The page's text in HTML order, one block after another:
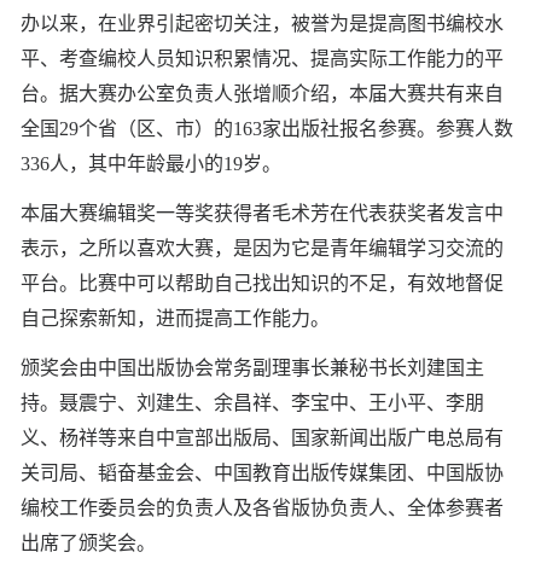
办以来，在业界引起密切关注，被誉为是提高图书编校水
平、考查编校人员知识积累情况、提高实际工作能力的平
台。据大赛办公室负责人张增顺介绍，本届大赛共有来自
全国29个省（区、市）的163家出版社报名参赛。参赛人数
336人，其中年龄最小的19岁。
本届大赛编辑奖一等奖获得者毛术芳在代表获奖者发言中
表示，之所以喜欢大赛，是因为它是青年编辑学习交流的
平台。比赛中可以帮助自己找出知识的不足，有效地督促
自己探索新知，进而提高工作能力。
颁奖会由中国出版协会常务副理事长兼秘书长刘建国主
持。聂震宁、刘建生、余昌祥、李宝中、王小平、李朋
义、杨祥等来自中宣部出版局、国家新闻出版广电总局有
关司局、韬奋基金会、中国教育出版传媒集团、中国版协
编校工作委员会的负责人及各省版协负责人、全体参赛者
出席了颁奖会。